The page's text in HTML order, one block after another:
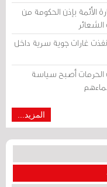
الأئمة بإذن الحكومة من
غارات جوية سرية داخل
الحرمات أصبح سياسة
المزيد...